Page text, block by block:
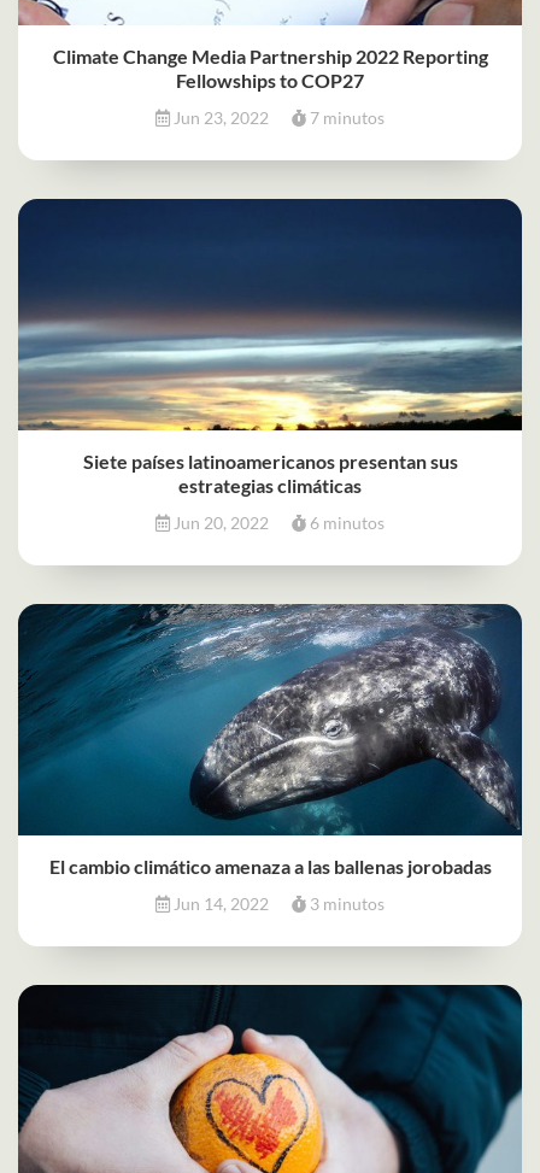
Climate Change Media Partnership 2022 Reporting
Fellowships to COP27
Jun 23, 2022 7 minutos
Siete países latinoamericanos presentan sus
estrategias climáticas
Jun 20, 2022 6 minutos
El cambio climático amenaza a las ballenas jorobadas
Jun 14, 2022 3 minutos